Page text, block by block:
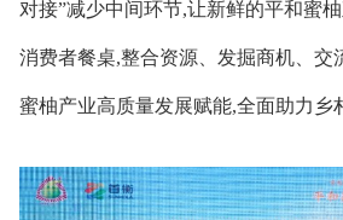
对接”减少中间环节,让新鲜的平和蜜
消费者餐桌,整合资源、发掘商机、交
蜜柚产业高质量发展赋能,全面助力乡